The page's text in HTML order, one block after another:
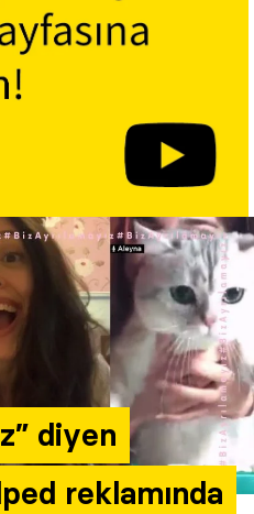
diyen
reklamında